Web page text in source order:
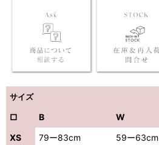
サイズ
□ B W
XS
79ー83cm 59ー63cm